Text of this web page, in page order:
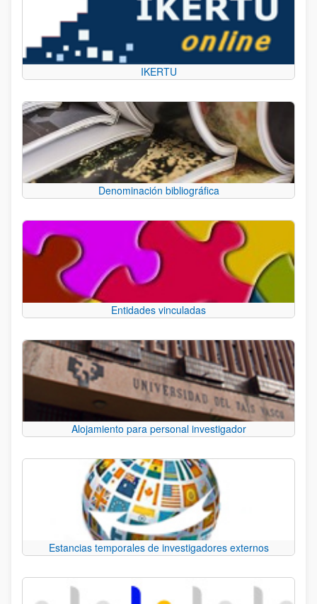
IKERTU
Denominación bibliográfica
Entidades vinculadas
Alojamiento para personal investigador
Estancias temporales de investigadores externos